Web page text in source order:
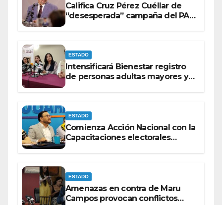
Califica Cruz Pérez Cuéllar de
“desesperada” campaña del PAN
ESTADO
Intensificará Bienestar registro
de personas adultas mayores y
ESTADO
Comienza Acción Nacional con la
Capacitaciones electorales
ESTADO
Amenazas en contra de Maru
Campos provocan conflictos